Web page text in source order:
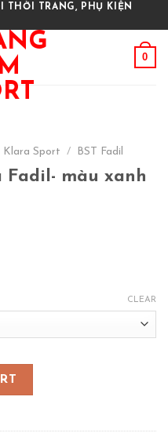
THỜI TRANG, PHỤ KIỆN
0
Klara Sport / BST Fadil
Fadil- màu xanh
CLEAR
xanh đen quantity